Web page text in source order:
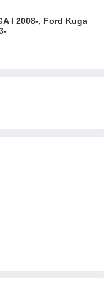
I 2008-, Ford Kuga